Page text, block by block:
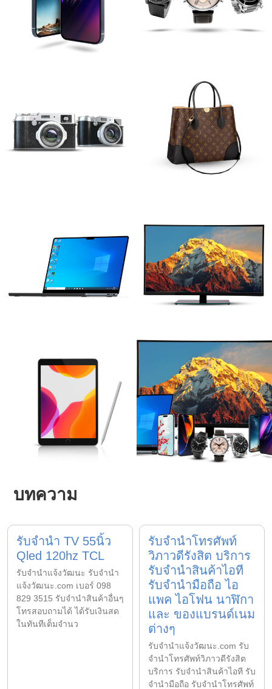
บทความ
รับจำนำ TV 55นิ้ว
Qled 120hz TCL
รับจํานําแจ้งวัฒนะ รับจํานํา
แจ้งวัฒนะ.com เบอร์ 098
829 3515 รับจำนำสินค้าอื่นๆ
โทรสอบถามได้ ได้รับเงินสด
ในทันทีเต็มจำนว
รับจำนำโทรศัพท์
วิภาวดีรังสิต บริการ
รับจำนำสินค้าไอที
รับจำนำมือถือ ไอ
แพค ไอโฟน นาฬิกา
และ ของแบรนด์เนม
ต่างๆ
รับจํานําแจ้งวัฒนะ.com รับ
จำนำโทรศัพท์วิภาวดีรังสิต
บริการ รับจำนำสินค้าไอที รับ
จำนำมือถือ รับจำนำโทรศัพท์